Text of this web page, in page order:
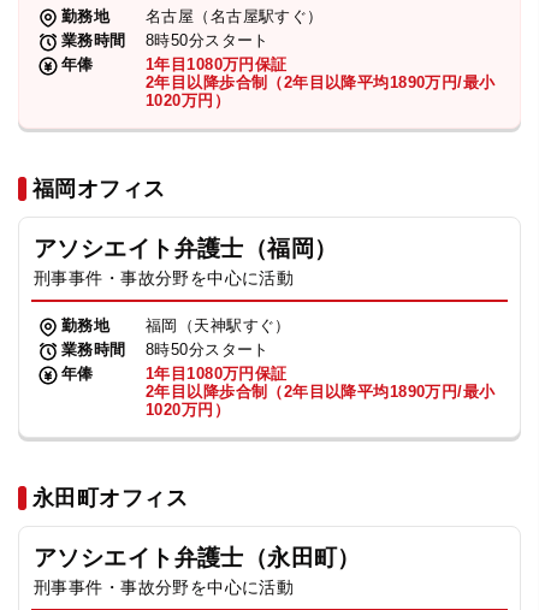
勤務地
名古屋（名古屋駅すぐ）
業務時間
8時50分スタート
年俸
1年目1080万円保証
2年目以降歩合制（2年目以降平均1890万円/最小
1020万円）
福岡オフィス
アソシエイト弁護士（福岡）
刑事事件・事故分野を中心に活動
勤務地
福岡（天神駅すぐ）
業務時間
8時50分スタート
年俸
1年目1080万円保証
2年目以降歩合制（2年目以降平均1890万円/最小
1020万円）
永田町オフィス
アソシエイト弁護士（永田町）
刑事事件・事故分野を中心に活動